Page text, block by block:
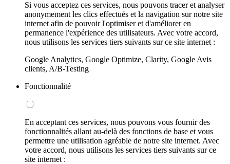
Si vous acceptez ces services, nous pouvons tracer et analyser
anonymement les clics effectués et la navigation sur notre site
internet afin de pouvoir l'optimiser et d'améliorer en
permanence l'expérience des utilisateurs. Avec votre accord,
nous utilisons les services tiers suivants sur ce site internet :
Google Analytics, Google Optimize, Clarity, Google Avis
clients, A/B-Testing
Fonctionnalité
En acceptant ces services, nous pouvons vous fournir des
fonctionnalités allant au-delà des fonctions de base et vous
permettre une utilisation agréable de notre site internet. Avec
votre accord, nous utilisons les services tiers suivants sur ce
site internet :